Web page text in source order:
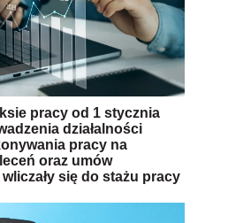
pracy od 1 stycznia
działalności
pracy na
oraz umów
się do stażu pracy